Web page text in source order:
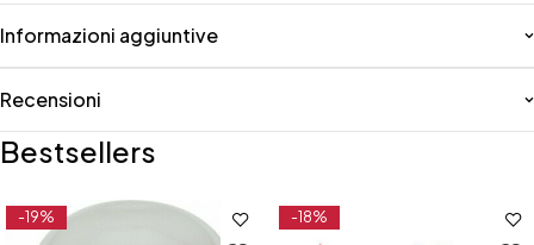
Informazioni aggiuntive
Recensioni
Bestsellers
-19% -18%